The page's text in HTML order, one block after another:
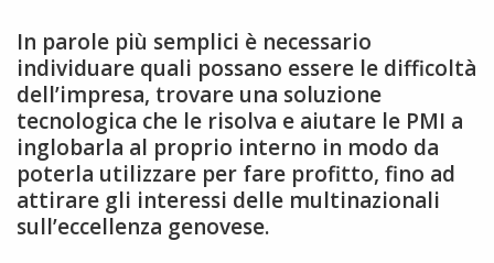
In parole più semplici è necessario
individuare quali possano essere le difficoltà
dell’impresa, trovare una soluzione
tecnologica che le risolva e aiutare le PMI a
inglobarla al proprio interno in modo da
poterla utilizzare per fare profitto, fino ad
attirare gli interessi delle multinazionali
sull’eccellenza genovese.